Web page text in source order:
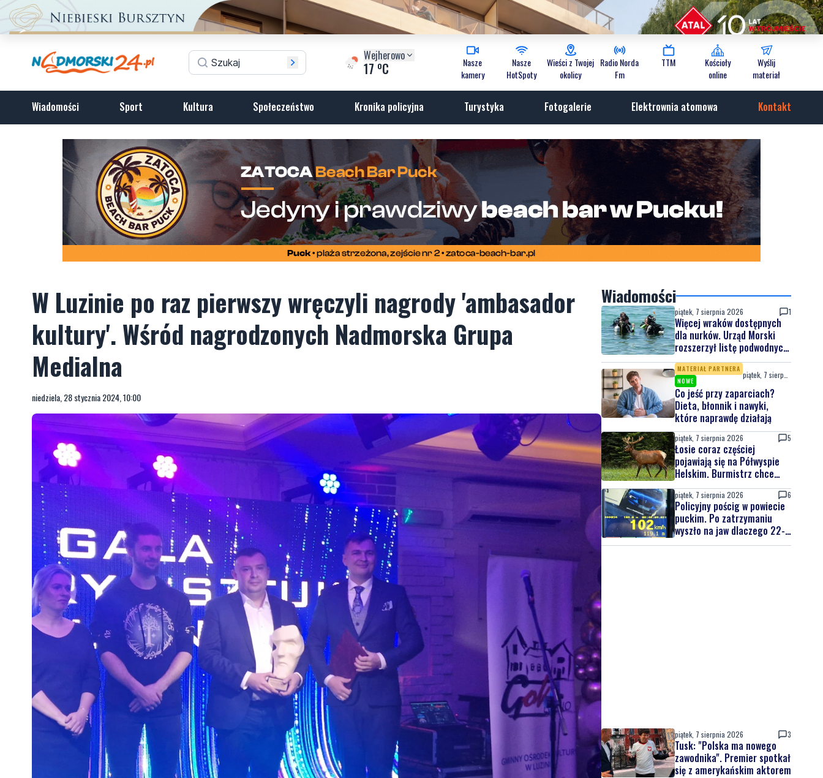
Wejherowo
17 oC
Nasze
kamery
Nasze
HotSpoty
Wieści z Twojej
okolicy
Radio Norda
Fm
TTM
Kościoły
online
Wyślij
materiał
Wiadomości Sport Kultura Społeczeństwo Kronika policyjna Turystyka Fotogalerie Elektrownia atomowa Kontakt
W Luzinie po raz pierwszy wręczyli nagrody 'ambasador
kultury'. Wśród nagrodzonych Nadmorska Grupa
Medialna
niedziela, 28 stycznia 2024, 10:00
Wiadomości
piątek, 7 sierpnia 2026 1
Więcej wraków dostępnych
dla nurków. Urząd Morski
rozszerzył listę podwodnych
atrakcji
MATERIAŁ PARTNERA
NOWE
Co jeść przy zaparciach?
Dieta, błonnik i nawyki,
które naprawdę działają
piątek, 7 sierpnia 2026 5
Łosie coraz częściej
pojawiają się na Półwyspie
Helskim. Burmistrz chce
nowych znaków drogowych
piątek, 7 sierpnia 2026 6
Policyjny pościg w powiecie
puckim. Po zatrzymaniu
wyszło na jaw dlaczego 22-
latek uciekał
piątek, 7 sierpnia 2026 3
Tusk: "Polska ma nowego
zawodnika". Premier spotkał
się z amerykańskim aktorem